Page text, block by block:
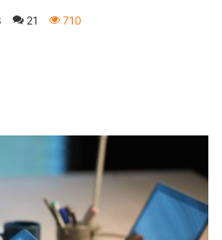
21 710